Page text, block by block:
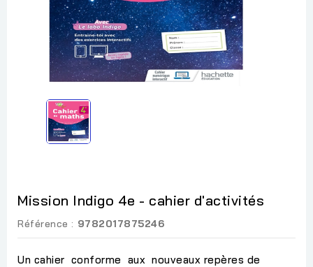
Mission Indigo 4e - cahier d'activités
Référence : 9782017875246
Un cahier conforme aux nouveaux repères de